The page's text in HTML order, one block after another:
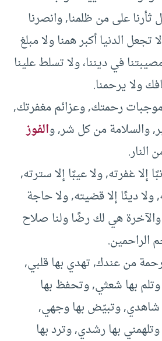
ثأرنا على من ظلمنا, وانصرنا
تجعل الدنيا أكبر همنا ولا مبلغ
في ديننا، ولا تسلط علينا
ولا يرحمنا.
موجبات رحمتك, وعزائم مغفرتك,
والسلامة من كل شر, والفوز
النار.
إلا غفرته, ولا عيبًا إلا سترته,
ولا دينًا إلا قضيته, ولا حاجة
والآخرة هي لك رضًا ولنا صلاح
الراحمين.
من عندك, تهدي بها قلبي,
بها شعثي, وتحفظ بها
شاهدي, وتبيّض بها وجهي,
بها رشدي, وترد بها